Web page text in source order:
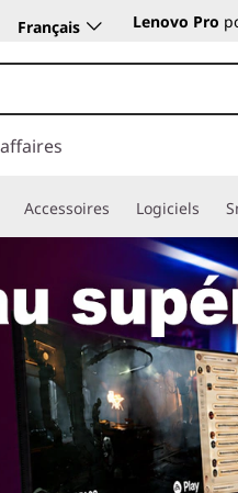
Français Lenovo Pro
Accessoires Logiciels